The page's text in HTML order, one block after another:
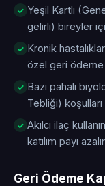
Yeşil Kartlı
gelirli) bireyler için
Kronik
özel geri
Bazı pahalı
Tebliği) koşulları
Akılcı ilaç
katılım payı
Geri Ödeme